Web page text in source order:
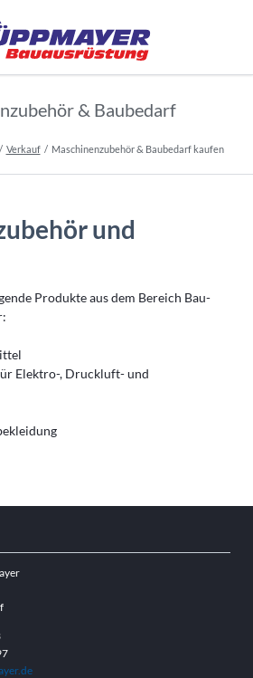
& Baubedarf
Verkauf Maschinenzubehör & Baubedarf kaufen
und
Produkte aus dem Bereich Bau-
Elektro-, Druckluft- und